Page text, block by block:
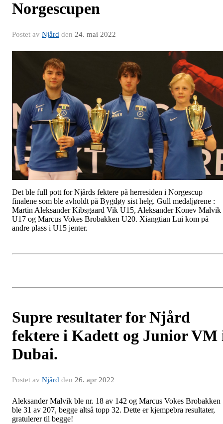
Norgescupen
Postet av Njård den 24. mai 2022
Det ble full pott for Njårds fektere på herresiden i Norgescup
finalene som ble avholdt på Bygdøy sist helg. Gull medaljørene :
Martin Aleksander Kibsgaard Vik U15, Aleksander Konev Malvik
U17 og Marcus Vokes Brobakken U20. Xiangtian Lui kom på
andre plass i U15 jenter.
Supre resultater for Njård
fektere i Kadett og Junior VM
Dubai.
Postet av Njård den 26. apr 2022
Aleksander Malvik ble nr. 18 av 142 og Marcus Vokes Brobakken
ble 31 av 207, begge altså topp 32. Dette er kjempebra resultater,
gratulerer til begge!